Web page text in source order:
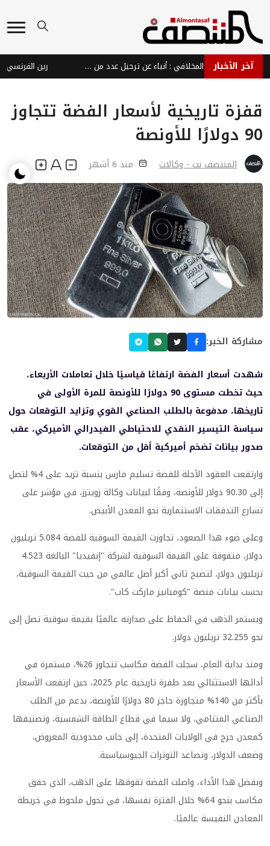
آخر الأخبار بينهم شقيق حمود المخلافي : أنباء عن ترحيل عدد من كوادر الإصلاح من القاهرة بسبب فعالية غير مرخصة رين الفرنسي
قفزة تاريخية لأسعار الفضة تتجاوز
90 دولارًا للأونصة
المنتصف نت - وكالات منذ 6 أشهر
مشاركة الخبر:
شهدت أسعار الفضة ارتفاعًا قياسيًا خلال تعاملات الأربعاء،
حيث تخطت مستوى 90 دولارًا للأونصة للمرة الأولى في
تاريخها، مدفوعة بالطلب الصناعي القوي وتزايد التوقعات حول
سياسة التيسير النقدي للاحتياطي الفيدرالي الأميركي، عقب
صدور بيانات تضخم أميركية أقل من التوقعات.
وارتفعت العقود الآجلة للفضة تسليم مارس بنسبة تزيد على 4% لتصل
إلى 90.30 دولار للأونصة، وفقًا لبيانات وكالة رويترز، في مؤشر على
تسارع التدفقات الاستثمارية نحو المعدن الأبيض.
وعلى ضوء هذا الصعود، تجاوزت القيمة السوقية للفضة 5.084 تريليون
دولار، متفوقة على القيمة السوقية لشركة "إنفيديا" البالغة 4.523
تريليون دولار، لتصبح ثاني أكبر أصل عالمي من حيث القيمة السوقية،
بحسب بيانات منصة "كومبانيز ماركت كاب".
ويستمر الذهب في الحفاظ على صدارته عالميًا بقيمة سوقية تصل إلى
نحو 32.255 تريليون دولار.
ومنذ بداية العام، سجلت الفضة مكاسب تتجاوز 26%، مستمرة في
أدائها الاستثنائي بعد طفرة تاريخية عام 2025، حين ارتفعت الأسعار
بأكثر من 140% متجاوزة حاجز 80 دولارًا للأونصة، بدعم من الطلب
الصناعي المتنامي، ولا سيما في قطاع الطاقة الشمسية، وتصنيفها
كمعدن حرج في الولايات المتحدة، إلى جانب محدودية المعروض،
وضعف الدولار، وتصاعد التوترات الجيوسياسية.
وبفضل هذا الأداء، واصلت الفضة تفوقها على الذهب، الذي حقق
مكاسب بنحو 64% خلال الفترة نفسها، في تحول ملحوظ في خريطة
المعادن النفيسة عالميًا.